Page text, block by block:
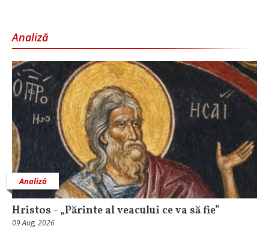
Analiză
Analiză
Hristos - „Părinte al veacului ce va să fie”
09 Aug, 2026